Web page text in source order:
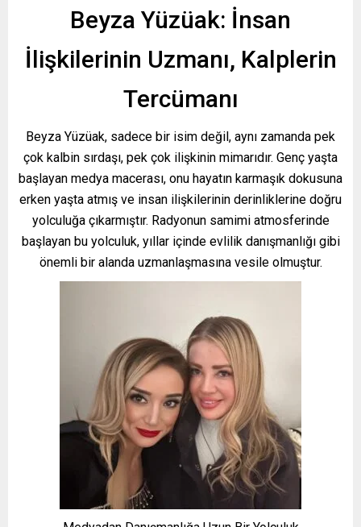
Beyza Yüzüak: İnsan
İlişkilerinin Uzmanı, Kalplerin
Tercümanı
Beyza Yüzüak, sadece bir isim değil, aynı zamanda pek
çok kalbin sırdaşı, pek çok ilişkinin mimarıdır. Genç yaşta
başlayan medya macerası, onu hayatın karmaşık dokusuna
erken yaşta atmış ve insan ilişkilerinin derinliklerine doğru
yolculuğa çıkarmıştır. Radyonun samimi atmosferinde
başlayan bu yolculuk, yıllar içinde evlilik danışmanlığı gibi
önemli bir alanda uzmanlaşmasına vesile olmuştur.